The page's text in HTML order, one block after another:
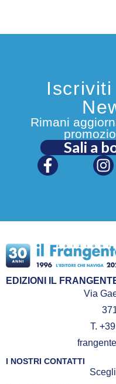
Rimani
Sali a
EDIZIONI IL
Via
T.
I NOSTRI CONTATTI